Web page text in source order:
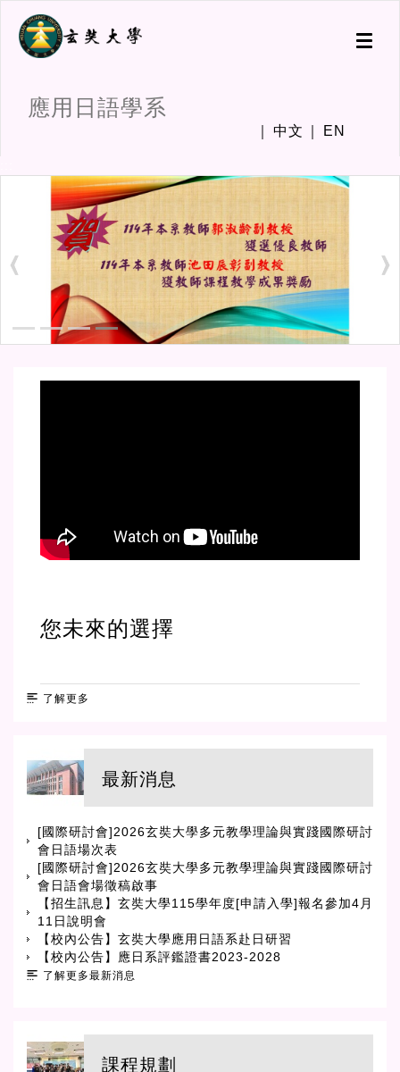
Toggle
應用日語學系
中文 EN
您未來的選擇
了解更多
最新消息
[國際研討會]2026玄奘大學多元教學理論與實踐國際研討
會日語場次表
[國際研討會]2026玄奘大學多元教學理論與實踐國際研討
會日語會場徵稿啟事
【招生訊息】玄奘大學115學年度[申請入學]報名參加4月
11日說明會
【校內公告】玄奘大學應用日語系赴日研習
【校內公告】應日系評鑑證書2023-2028
了解更多最新消息
課程規劃